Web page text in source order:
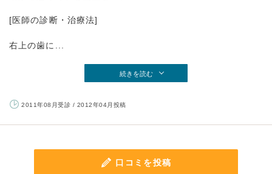
[医師の診断・治療法]
右上の歯に...
続きを読む
2011年08月受診 / 2012年04月投稿
口コミを投稿